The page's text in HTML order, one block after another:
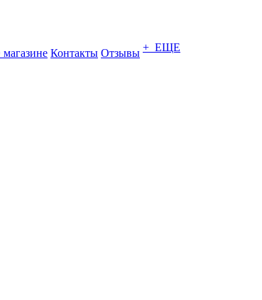
Контакты Отзывы + ЕЩЕ